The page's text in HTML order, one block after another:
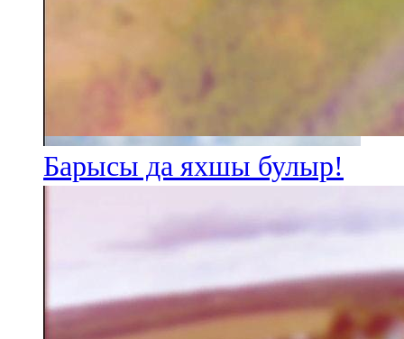
Барысы да яхшы булыр!